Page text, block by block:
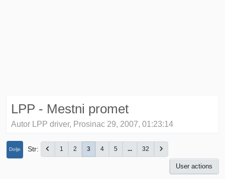
LPP - Mestni promet
Autor LPP driver, Prosinac 29, 2007, 01:23:14
Dolje Str 1 2 3 4 5 ... 32
User actions